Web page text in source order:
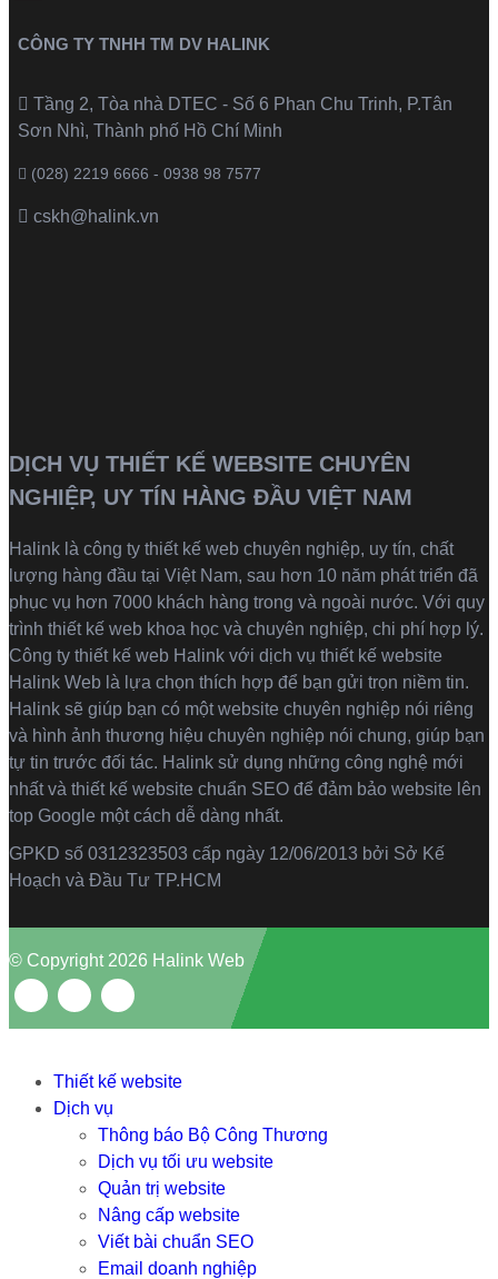
CÔNG TY TNHH TM DV HALINK
Tầng 2, Tòa nhà DTEC - Số 6 Phan Chu Trinh, P.Tân
Sơn Nhì, Thành phố Hồ Chí Minh
(028) 2219 6666 - 0938 98 7577
cskh@halink.vn
DỊCH VỤ THIẾT KẾ WEBSITE CHUYÊN
NGHIỆP, UY TÍN HÀNG ĐẦU VIỆT NAM
Halink là công ty thiết kế web chuyên nghiệp, uy tín, chất
lượng hàng đầu tại Việt Nam, sau hơn 10 năm phát triển đã
phục vụ hơn 7000 khách hàng trong và ngoài nước. Với quy
trình thiết kế web khoa học và chuyên nghiệp, chi phí hợp lý.
Công ty thiết kế web Halink với dịch vụ thiết kế website
Halink Web là lựa chọn thích hợp để bạn gửi trọn niềm tin.
Halink sẽ giúp bạn có một website chuyên nghiệp nói riêng
và hình ảnh thương hiệu chuyên nghiệp nói chung, giúp bạn
tự tin trước đối tác. Halink sử dụng những công nghệ mới
nhất và thiết kế website chuẩn SEO để đảm bảo website lên
top Google một cách dễ dàng nhất.
GPKD số 0312323503 cấp ngày 12/06/2013 bởi Sở Kế
Hoạch và Đầu Tư TP.HCM
© Copyright 2026 Halink Web
Thiết kế website
Dịch vụ
Thông báo Bộ Công Thương
Dịch vụ tối ưu website
Quản trị website
Nâng cấp website
Viết bài chuẩn SEO
Email doanh nghiệp